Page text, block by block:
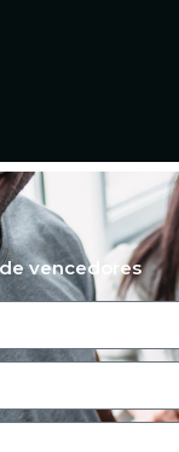
vencedores